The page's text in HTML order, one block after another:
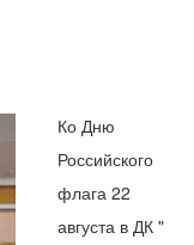
Ко Дню
Российского
флага 22
августа в ДК "